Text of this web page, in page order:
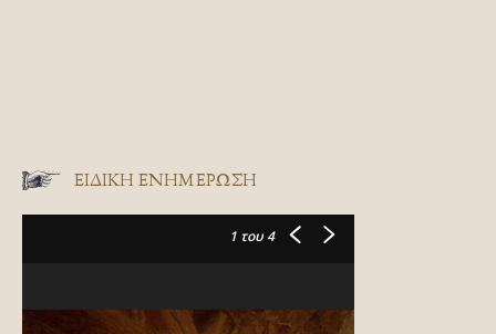
ΕΙΔΙΚΉ ΕΝΗΜΈΡΩΣΗ
1 του 4